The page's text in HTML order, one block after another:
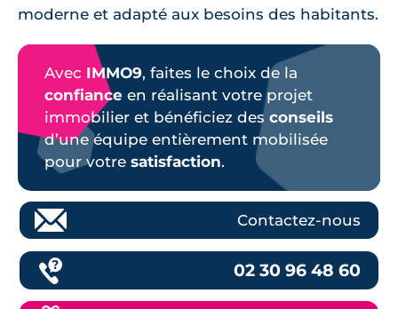
moderne et adapté aux besoins des habitants.
Avec IMMO9, faites le choix de la
confiance en réalisant votre projet
immobilier et bénéficiez des conseils
d’une équipe entièrement mobilisée
pour votre satisfaction.
Contactez-nous
02 30 96 48 60